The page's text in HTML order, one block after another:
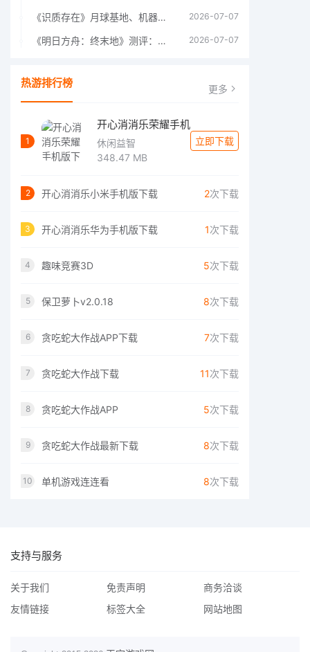
《识质存在》月球基地、机器人女孩多年来最佳射击游戏 2026-07-07
《明日方舟：终末地》测评：于荒芜之中，重建文明 2026-07-07
热游排行榜 更多
1
开心消消乐荣耀手机
休闲益智
348.47 MB
立即下载
2 开心消消乐小米手机版下载 2次下载
3 开心消消乐华为手机版下载 1次下载
4 趣味竞赛3D 5次下载
5 保卫萝卜v2.0.18 8次下载
6 贪吃蛇大作战APP下载 7次下载
7 贪吃蛇大作战下载 11次下载
8 贪吃蛇大作战APP 5次下载
9 贪吃蛇大作战最新下载 8次下载
10 单机游戏连连看 8次下载
支持与服务
关于我们 免责声明
商务洽谈
友情链接
标签大全 网站地图